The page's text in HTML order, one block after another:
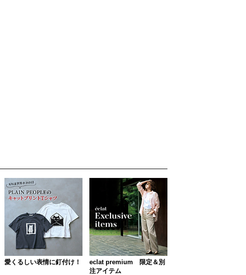
愛くるしい表情に釘付け！
eclat premium 限定＆別
注アイテム